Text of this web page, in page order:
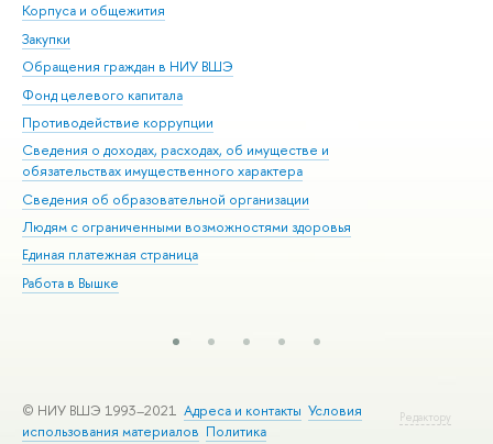
Корпуса и общежития
Закупки
Обращения граждан в НИУ ВШЭ
Фонд целевого капитала
Противодействие коррупции
Сведения о доходах, расходах, об имуществе и
обязательствах имущественного характера
Сведения об образовательной организации
Людям с ограниченными возможностями здоровья
Единая платежная страница
Работа в Вышке
Редактору
© НИУ ВШЭ 1993–2021 Адреса и контакты Условия
использования материалов Политика